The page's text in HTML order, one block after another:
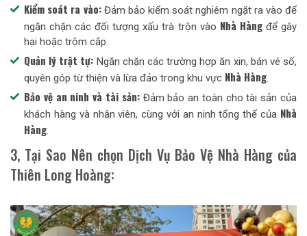
Kiểm soát ra vào: Đảm bảo kiểm soát nghiêm ngặt ra vào để
ngăn chặn các đối tượng xấu trà trộn vào Nhà Hàngđể gây
hại hoặc trộm cắp.
Quản lý trật tự: Ngăn chặn các trường hợp ăn xin, bán vé số,
quyên góp từ thiện và lừa đảo trong khu vực Nhà Hàng.
Bảo vệ an ninh và tài sản:Đảm bảo an toàn cho tài sản của
khách hàng và nhân viên, cùng với an ninh tổng thể của Nhà
Hàng.
3, Tại Sao Nên chọn Dịch Vụ Bảo Vệ Nhà Hàng của
Thiên Long Hoàng: